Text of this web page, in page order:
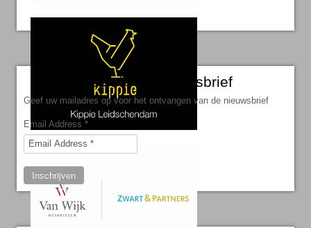
Inschrijven Nieuwsbrief
Geef uw mailadres op voor het ontvangen van de nieuwsbrief
Email Address *
Inschrijven